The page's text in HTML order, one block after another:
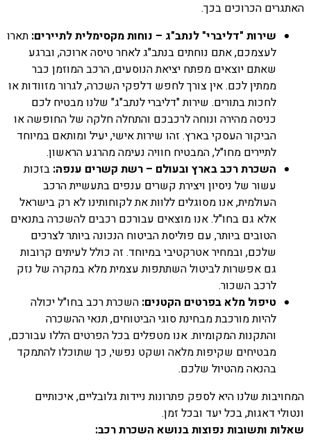
האתגרים הכרוכים בכך.
שירות "דליברי" לנתב"ג – נוחות מקסימלית לתיירים: תארו
לעצמכם, אתם נוחתים בנתב"ג לאחר טיסה ארוכה, וברגע
שאתם יוצאים מפתח יציאת הנוסעים, הרכב המוזמן כבר
ממתין לכם. אין צורך לחפש דלפקי השכרה, לגרור מזוודות או
לחכות בתורים. שירות "דליברי לנתב"ג" שלנו מבטיח לכם
כניסה מהירה ונוחה לרכבכם והתחלה חלקה של החופשה או
הביקור העסקי בארץ. זהו שירות אישי, יעיל ומותאם במיוחד
לתיירים מחו"ל, המבטיח חוויה נעימה מהרגע הראשון.
השכרת רכב בארץ ובעולם – רשת קשרים ענפה: בזכות
עשור של ניסיון ויצירת קשרים ענפים בתעשיית הרכב
העולמית, אנו מסוגלים ללוות את לקוחותינו לא רק בישראל
אלא גם בחו"ל. אנו מוצאים עבורכם רכבים להשכרה בתנאים
הטובים ביותר, עם פוליסת הביטוח הנכונה ביותר לצרכים
שלכם, ובמחיר אטרקטיבי במיוחד. זה כולל לעיתים קרובות
גם אפשרות לביטול השתתפות עצמית מלא במקרה של נזק
לרכב השכור.
טיפול מלא בפרטים הקטנים: השכרת רכב בחו"ל יכולה
להיות מורכבת מבחינת סוגי הביטוחים, תנאי ההשכרה
והתקנות המקומיות. אנו מטפלים בכל הפרטים הללו עבורכם,
מבטיחים שקיפות מלאה ושקט נפשי, כך שתוכלו להתמקד
בהנאה מהטיול שלכם.
המחויבות שלנו היא לספק פתרונות ניידות גלובליים, איכותיים
ונטולי דאגות, בכל יעד ובכל זמן.
שאלות ותשובות נפוצות בנושא השכרת רכב: